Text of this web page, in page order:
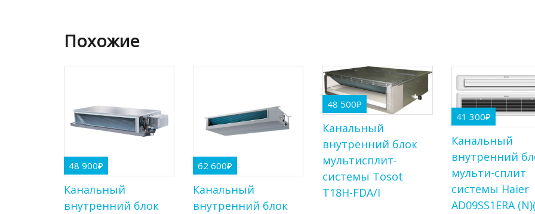
Похожие
48 900₽
Канальный
внутренний блок
62 600₽
Канальный
внутренний блок
48 500₽
Канальный
внутренний блок
мультисплит-
системы Tosot
T18H-FDA/I
41 300₽
Канальный
внутренний
мульти-сплит
системы Haier
AD09SS1ERA